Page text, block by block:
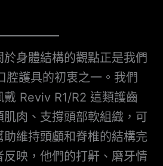
身體結構的觀點正是我們
腔護具的初衷之一。我們
Reviv R1/R2 這類護齒
肉、支撐頭部軟組織，可
維持頭顱和脊椎的結構完
映，他們的打鼾、磨牙情